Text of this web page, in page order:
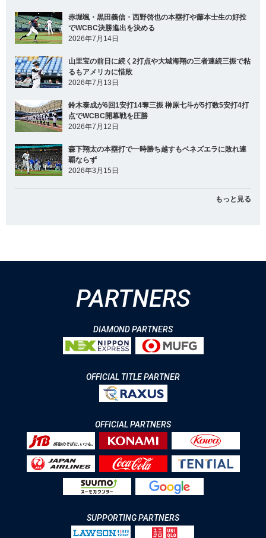
赤堀颯・黒田義信・西野啓也の本塁打や藤本士生の好投
でWCBC決勝進出を決める
2026年7月14日
山里宝の前日に続く2打点や大城海翔の三者連続三振で粘
るもアメリカに惜敗
2026年7月13日
鈴木泰成が6回1安打14奪三振 榊原七斗が5打数5安打4打
点でWCBC開幕戦を圧勝
2026年7月12日
森下翔太の本塁打で一時勝ち越すもベネズエラに敗れ連
覇ならず
2026年3月15日
もっと見る
PARTNERS
DIAMOND PARTNERS
OFFICIAL TITLE PARTNER
OFFICIAL PARTNERS
SUPPORTING PARTNERS